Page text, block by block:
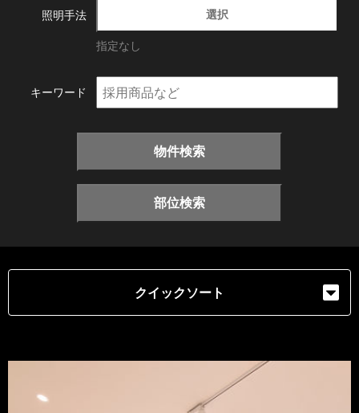
照明手法 選択
指定なし
キーワード
物件検索
部位検索
クイックソート